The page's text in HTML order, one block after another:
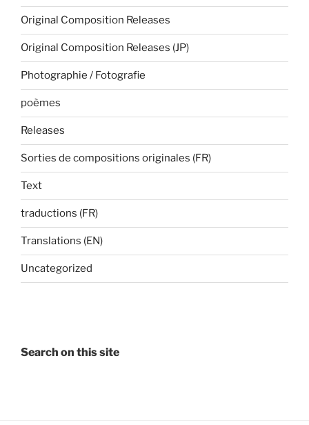
Original Composition Releases
Original Composition Releases (JP)
Photographie / Fotografie
poèmes
Releases
Sorties de compositions originales (FR)
Text
traductions (FR)
Translations (EN)
Uncategorized
Search on this site